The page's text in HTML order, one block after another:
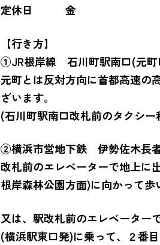
定休日 金 (土曜と
【行き方】
①JR根岸線 石川町駅南口(元町
元町とは反対方向に首都高速の
ざいます。
(石川町駅南口改札前のタクシ
②横浜市営地下鉄 伊勢佐木長
改札前のエレベーターで地上に
根岸森林公園方面)に向かって歩
又は、駅改札前のエレベーター
(横浜駅東口発)に乗って、２番